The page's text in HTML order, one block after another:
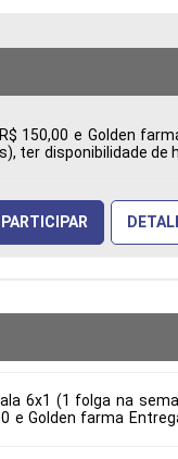
150,00 e Golden
ter disponibilidade de
PARTICIPAR
6x1 (1 folga na
e Golden farma